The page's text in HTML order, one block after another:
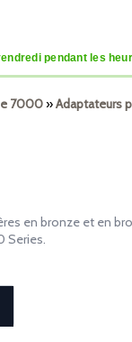
pendant les
7000»Adaptateurs
en bronze et en
Series.